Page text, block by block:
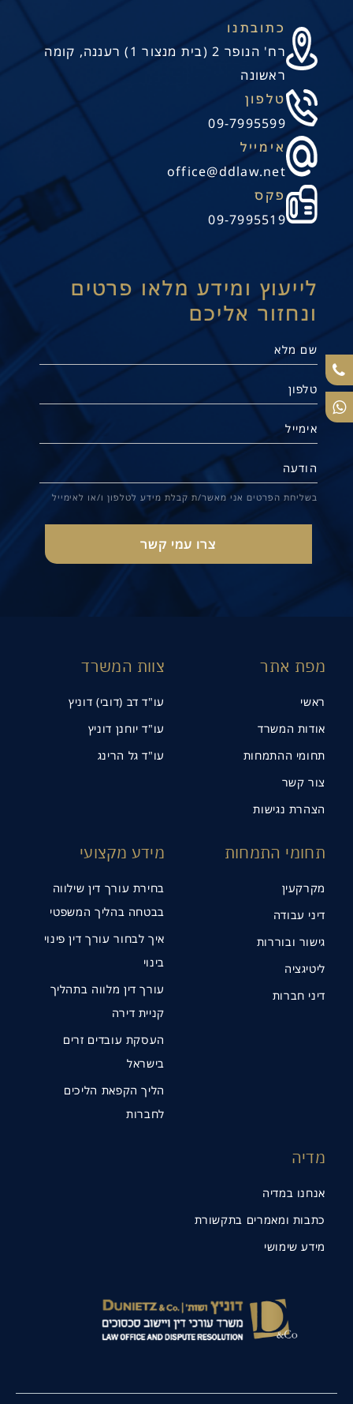
קשר
כתובתנו
רח' הנופר 2 (בית מנצור 1) רעננה, קומה
ראשונה
טלפון
09-7995599
אימייל
office@ddlaw.net
פקס
09-7995519
לייעוץ ומידע מלאו פרטים
ונחזור אליכם
בשליחת הפרטים אני מאשר/ת קבלת מידע לטלפון ו/או לאימייל
מפת אתר
ראשי
אודות המשרד
תחומי ההתמחות
צור קשר
הצהרת נגישות
צוות המשרד
עו"ד דב (דובי) דוניץ
עו"ד יוחנן דוניץ
עו"ד גל הרינג
תחומי התמחות
מקרקעין
דיני עבודה
גישור ובוררות
ליטיגציה
דיני חברות
מידע מקצועי
בחירת עורך דין שילווה
בבטחה בהליך המשפטי
איך לבחור עורך דין פינוי
בינוי
עורך דין מלווה בתהליך
קניית דירה
העסקת עובדים זרים
בישראל
הליך הקפאת הליכים
לחברות
מדיה
אנחנו במדיה
כתבות ומאמרים בתקשורת
מידע שימושי